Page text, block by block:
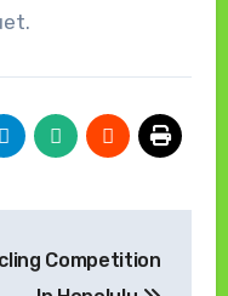
Competition